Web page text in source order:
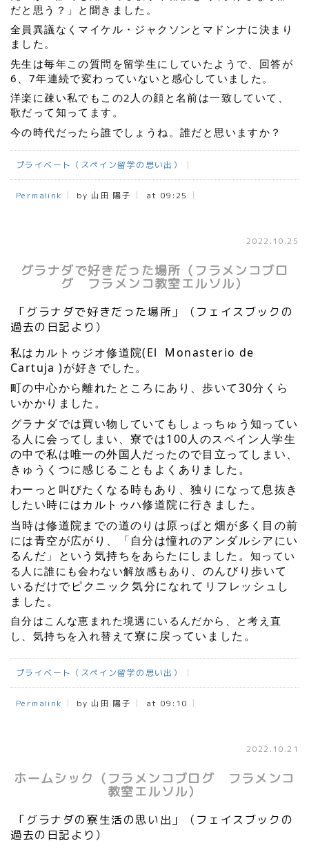
だと思う？」と聞きました。
全員異議なくマイケル・ジャクソンとマドンナに決まり
ました。
先生は毎年この質問を留学生にしていたようで、回答が
6、7年連続で変わっていないと感心していました。
洋楽に疎い私でもこの2人の顔と名前は一致していて、
歌だって知ってます。
今の時代だったら誰でしょうね。誰だと思いますか？
プライベート（スペイン留学の思い出）
Permalink by 山田 陽子 at 09:25
2022.10.25
グラナダで好きだった場所（フラメンコブロ
グ フラメンコ教室エルソル）
「グラナダで好きだった場所」（フェイスブックの
過去の日記より）
私はカルトゥジオ修道院(El  Monasterio de
Cartuja )が好きでした。
町の中心から離れたところにあり、歩いて30分くら
いかかりました。
グラナダでは買い物していてもしょっちゅう知ってい
る人に会ってしまい、寮では100人のスペイン人学生
の中で私は唯一の外国人だったので目立ってしまい、
きゅうくつに感じることもよくありました。
わーっと叫びたくなる時もあり、独りになって息抜き
したい時にはカルトゥハ修道院に行きました。
当時は修道院までの道のりは原っぱと畑が多く目の前
には青空が広がり、「自分は憧れのアンダルシアにい
るんだ」という気持ちをあらたにしました。 知ってい
る人に誰にも会わない解放感もあり、 のんびり歩いて
いるだけでピクニック気分になれてリフレッシュし
ました。
自分はこんな恵まれた境遇にいるんだから、と考え直
し、気持ちを入れ替えて寮に戻っていました。
プライベート（スペイン留学の思い出）
Permalink by 山田 陽子 at 09:10
2022.10.21
ホームシック（フラメンコブログ フラメンコ
教室エルソル）
「グラナダの寮生活の思い出」（フェイスブックの
過去の日記より）